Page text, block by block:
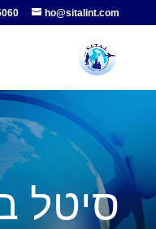
ho@sitalint.com
סיטל